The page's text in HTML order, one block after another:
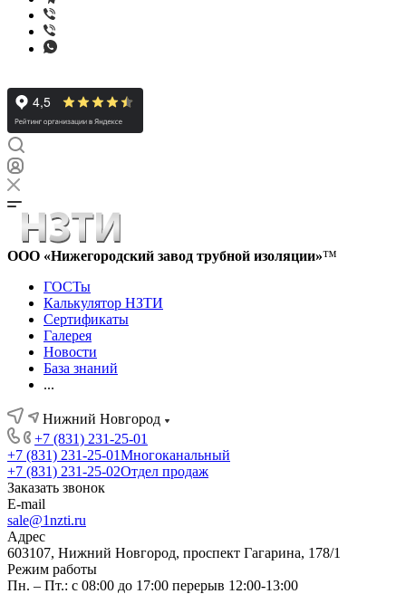
ООО «Нижегородский завод трубной изоляции»™
ГОСТы
Калькулятор НЗТИ
Сертификаты
Галерея
Новости
База знаний
...
Нижний Новгород
+7 (831) 231-25-01
+7 (831) 231-25-01Многоканальный
+7 (831) 231-25-02Отдел продаж
Заказать звонок
E-mail
sale@1nzti.ru
Адрес
603107, Нижний Новгород, проспект Гагарина, 178/1
Режим работы
Пн. – Пт.: с 08:00 до 17:00 перерыв 12:00-13:00